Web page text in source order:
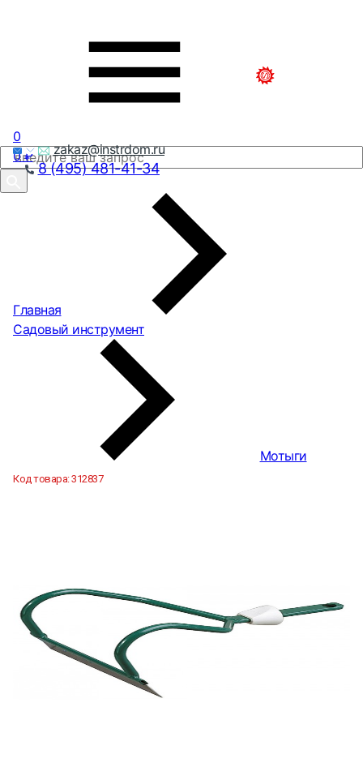
zakaz@instrdom.ru
8 (495) 481-41-34
0
0₽
Главная
Садовый инструмент
Мотыги
Код товара:312837